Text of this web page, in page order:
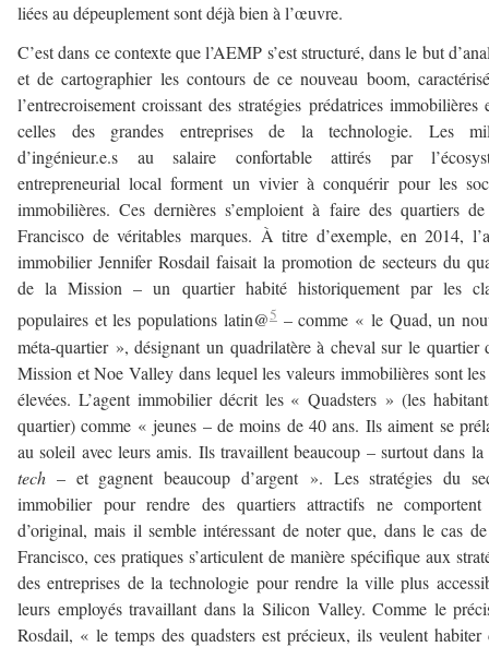
liées au dépeuplement sont déjà bien à l’œuvre.
C’est dans ce contexte que l’AEMP s’est structuré, dans le but
et de cartographier les contours de ce nouveau boom,
l’entrecroisement croissant des stratégies prédatrices immobilières
celles des grandes entreprises de la technologie. Les
d’ingénieur.e.s au salaire confortable attirés par
entrepreneurial local forment un vivier à conquérir pour les
immobilières. Ces dernières s’emploient à faire des quartiers
Francisco de véritables marques. À titre d’exemple, en 2014,
immobilier Jennifer Rosdail faisait la promotion de secteurs du
de la Mission – un quartier habité historiquement par les
populaires et les populations latin@5– comme « le Quad, un
méta-quartier », désignant un quadrilatère à cheval sur le quartier
Mission et Noe Valley dans lequel les valeurs immobilières sont
élevées. L’agent immobilier décrit les « Quadsters » (les
quartier) comme « jeunes – de moins de 40 ans. Ils aiment se
au soleil avec leurs amis. Ils travaillent beaucoup – surtout dans la
tech – et gagnent beaucoup d’argent ». Les stratégies du
immobilier pour rendre des quartiers attractifs ne
d’original, mais il semble intéressant de noter que, dans le cas
Francisco, ces pratiques s’articulent de manière spécifique aux
des entreprises de la technologie pour rendre la ville plus
leurs employés travaillant dans la Silicon Valley. Comme le
Rosdail, « le temps des quadsters est précieux, ils veulent habiter